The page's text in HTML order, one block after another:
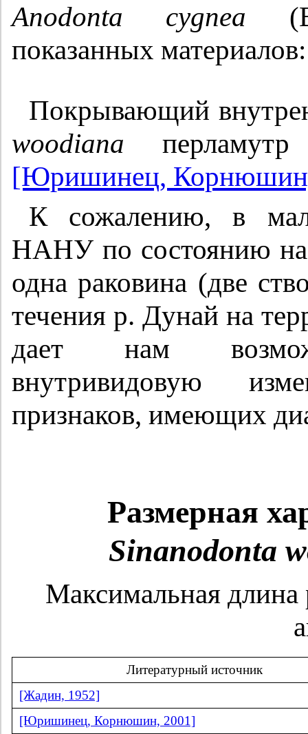
Anodonta cygnea
показанных
Покрывающий
woodiana
[Юришинец,
К сожалению, в
НАНУ по состоянию на
одна раковина (две
течения р. Дунай на
дает нам
внутривидовую
признаков, имеющих
Размерная
Sinanodonta
Максимальная
Литературный источник
[Жадин, 1952]
[Юришинец, Корнюшин, 2001]